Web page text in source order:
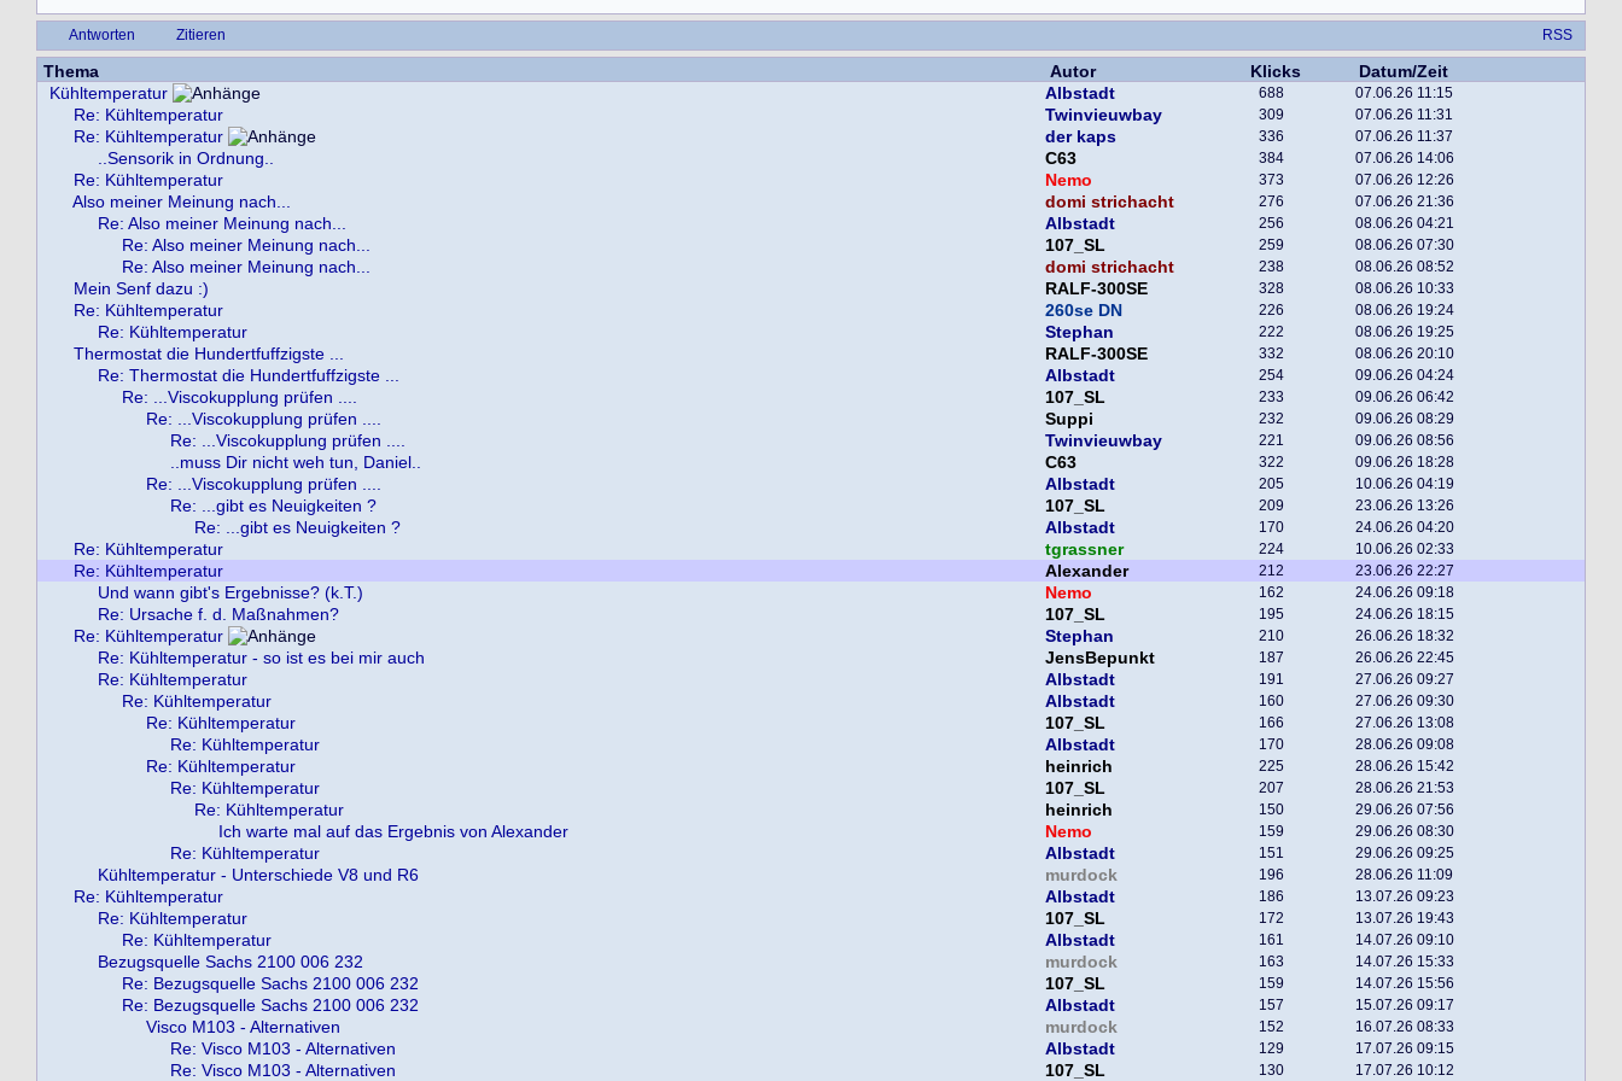
Antworten Zitieren RSS
Thema Autor Klicks
Datum/Zeit
Kühltemperatur
Albstadt 688 07.06.26 11:15
Re: Kühltemperatur Twinvieuwbay 309 07.06.26 11:31
Re: Kühltemperatur der kaps 336 07.06.26 11:37
..Sensorik in Ordnung.. C63 384 07.06.26 14:06
Re: Kühltemperatur Nemo 373 07.06.26 12:26
Also meiner Meinung nach... domi strichacht 276 07.06.26 21:36
Re: Also meiner Meinung nach... Albstadt 256 08.06.26 04:21
Re: Also meiner Meinung nach... 107_SL 259 08.06.26 07:30
Re: Also meiner Meinung nach... domi strichacht 238 08.06.26 08:52
Mein Senf dazu :) RALF-300SE 328 08.06.26 10:33
Re: Kühltemperatur 260se DN 226 08.06.26 19:24
Re: Kühltemperatur Stephan 222 08.06.26 19:25
Thermostat die Hundertfuffzigste ... RALF-300SE 332 08.06.26 20:10
Re: Thermostat die Hundertfuffzigste ... Albstadt 254 09.06.26 04:24
Re: ...Viscokupplung prüfen .... 107_SL 233 09.06.26 06:42
Re: ...Viscokupplung prüfen .... Suppi 232 09.06.26 08:29
Re: ...Viscokupplung prüfen .... Twinvieuwbay 221 09.06.26 08:56
..muss Dir nicht weh tun, Daniel.. C63 322 09.06.26 18:28
Re: ...Viscokupplung prüfen .... Albstadt 205 10.06.26 04:19
Re: ...gibt es Neuigkeiten ? 107_SL 209 23.06.26 13:26
Re: ...gibt es Neuigkeiten ? Albstadt 170 24.06.26 04:20
Re: Kühltemperatur tgrassner 224 10.06.26 02:33
Re: Kühltemperatur Alexander 212 23.06.26 22:27
Und wann gibt's Ergebnisse? (k.T.) Nemo 162 24.06.26 09:18
Re: Ursache f. d. Maßnahmen? 107_SL 195 24.06.26 18:15
Re: Kühltemperatur Stephan 210 26.06.26 18:32
Re: Kühltemperatur - so ist es bei mir auch JensBepunkt 187 26.06.26 22:45
Re: Kühltemperatur Albstadt 191 27.06.26 09:27
Re: Kühltemperatur Albstadt 160 27.06.26 09:30
Re: Kühltemperatur 107_SL 166 27.06.26 13:08
Re: Kühltemperatur Albstadt 170 28.06.26 09:08
Re: Kühltemperatur heinrich 225 28.06.26 15:42
Re: Kühltemperatur 107_SL 207 28.06.26 21:53
Re: Kühltemperatur heinrich 150 29.06.26 07:56
Ich warte mal auf das Ergebnis von Alexander Nemo 159 29.06.26 08:30
Re: Kühltemperatur Albstadt 151 29.06.26 09:25
Kühltemperatur - Unterschiede V8 und R6 murdock 196 28.06.26 11:09
Re: Kühltemperatur Albstadt 186 13.07.26 09:23
Re: Kühltemperatur 107_SL 172 13.07.26 19:43
Re: Kühltemperatur Albstadt 161 14.07.26 09:10
Bezugsquelle Sachs 2100 006 232 murdock 163 14.07.26 15:33
Re: Bezugsquelle Sachs 2100 006 232 107_SL 159 14.07.26 15:56
Re: Bezugsquelle Sachs 2100 006 232 Albstadt 157 15.07.26 09:17
Visco M103 - Alternativen murdock 152 16.07.26 08:33
Re: Visco M103 - Alternativen Albstadt 129 17.07.26 09:15
Re: Visco M103 - Alternativen 107_SL 130 17.07.26 10:12